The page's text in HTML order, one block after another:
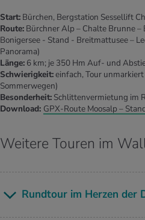
Start: Bürchen, Bergstation Sessellift
Route: Bürchner Alp – Chalte Brunne
Bonigersee - Stand - Breitmattusee –
Panorama)
Länge: 6 km; je 350 Hm Auf- und
Schwierigkeit:einfach, Tour
Sommerwegen)
Besonderheit: Schlittenvermietung im
Download: GPX-Route Moosalp –
Weitere Touren im
Rund­tour im Her­zen der